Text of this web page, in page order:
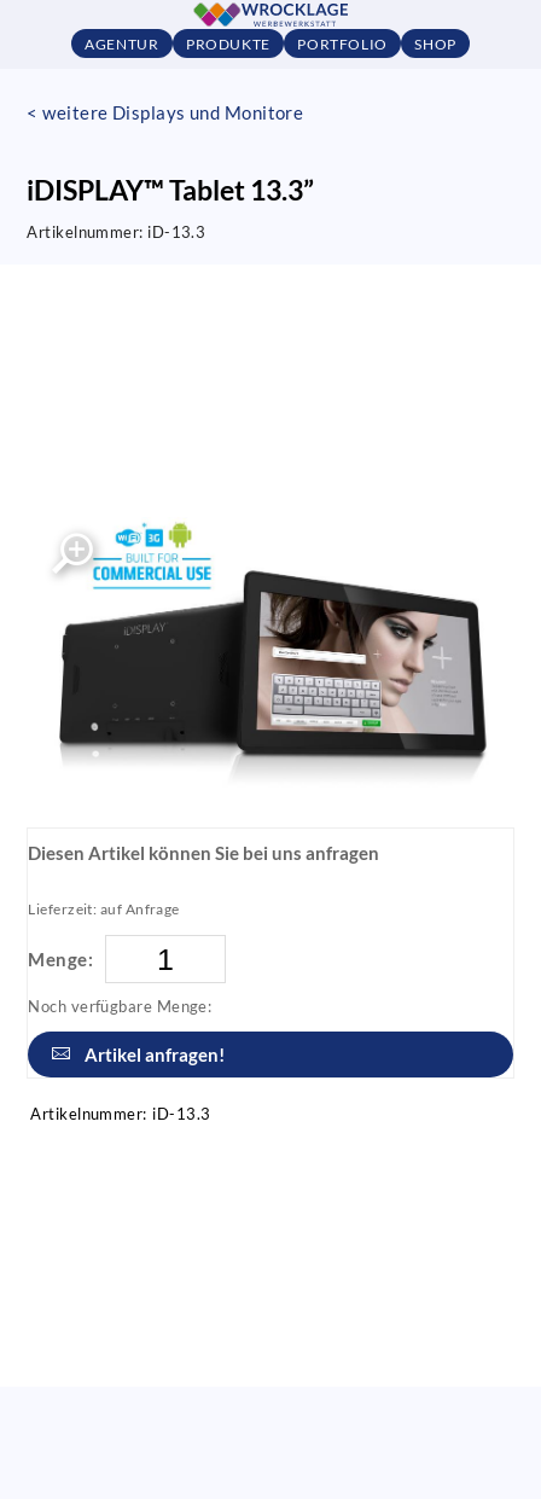
AGENTUR PRODUKTE PORTFOLIO SHOP
< weitere Displays und Monitore
iDISPLAY™ Tablet 13.3”
Artikelnummer: iD-13.3
Diesen Artikel können Sie bei uns anfragen
Lieferzeit: auf Anfrage
Menge:
Noch verfügbare Menge:
Artikel anfragen!
Artikelnummer: iD-13.3